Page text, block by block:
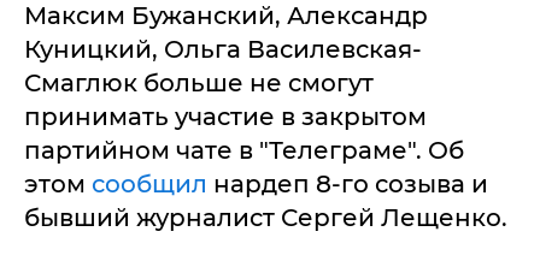
Максим Бужанский, Александр
Куницкий, Ольга Василевская-
Смаглюк больше не смогут
принимать участие в закрытом
партийном чате в "Телеграме". Об
этом сообщил нардеп 8-го созыва и
бывший журналист Сергей Лещенко.